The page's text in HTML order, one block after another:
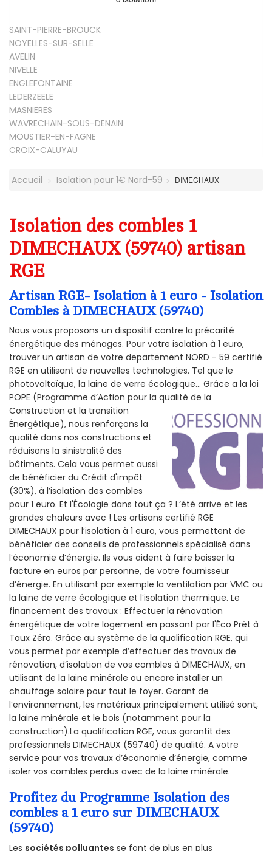
SAINT-PIERRE-BROUCK
NOYELLES-SUR-SELLE
AVELIN
NIVELLE
ENGLEFONTAINE
LEDERZEELE
MASNIERES
WAVRECHAIN-SOUS-DENAIN
MOUSTIER-EN-FAGNE
CROIX-CALUYAU
Accueil Isolation pour 1€ Nord-59 DIMECHAUX
Isolation des combles 1
DIMECHAUX (59740) artisan
RGE
Artisan RGE- Isolation à 1 euro - Isolation
Combles à DIMECHAUX (59740)
Nous vous proposons un dispositif contre la précarité
énergétique des ménages. Pour votre isolation à 1 euro,
trouver un artisan de votre departement NORD - 59 certifié
RGE en utilisant de nouvelles technologies. Tel que le
photovoltaïque, la laine de verre écologique... Grâce a la loi
POPE (Programme d’Action pour la qualité de la
Construction et la transition
Énergétique), nous renforçons la
qualité dans nos constructions et
réduisons la sinistralité des
bâtiments. Cela vous permet aussi
de bénéficier du Crédit d'impôt
(30%), à l’isolation des combles
pour 1 euro. Et l'Écologie dans tout ça ? L’été arrive et les
grandes chaleurs avec ! Les artisans certifié RGE
DIMECHAUX pour l’isolation à 1 euro, vous permettent de
bénéficier des conseils de professionnels spécialisé dans
l’économie d’énergie. Ils vous aident à faire baisser la
facture en euros par personne, de votre fournisseur
d’énergie. En utilisant par exemple la ventilation par VMC ou
la laine de verre écologique et l’isolation thermique. Le
financement des travaux : Effectuer la rénovation
énergétique de votre logement en passant par l'Éco Prêt à
Taux Zéro. Grâce au système de la qualification RGE, qui
vous permet par exemple d’effectuer des travaux de
rénovation, d’isolation de vos combles à DIMECHAUX, en
utilisant de la laine minérale ou encore installer un
chauffage solaire pour tout le foyer. Garant de
l’environnement, les matériaux principalement utilisé sont,
la laine minérale et le bois (notamment pour la
construction).La qualification RGE, vous garantit des
professionnels DIMECHAUX (59740) de qualité. A votre
service pour vos travaux d’économie d’énergie, comme
isoler vos combles perdus avec de la laine minérale.
Profitez du Programme Isolation des
combles a 1 euro sur DIMECHAUX
(59740)
Les sociétés polluantes se font de plus en plus